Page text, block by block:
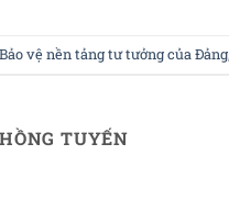
Bảo vệ nền tảng tư tưởng của Đảng
TUYẾN